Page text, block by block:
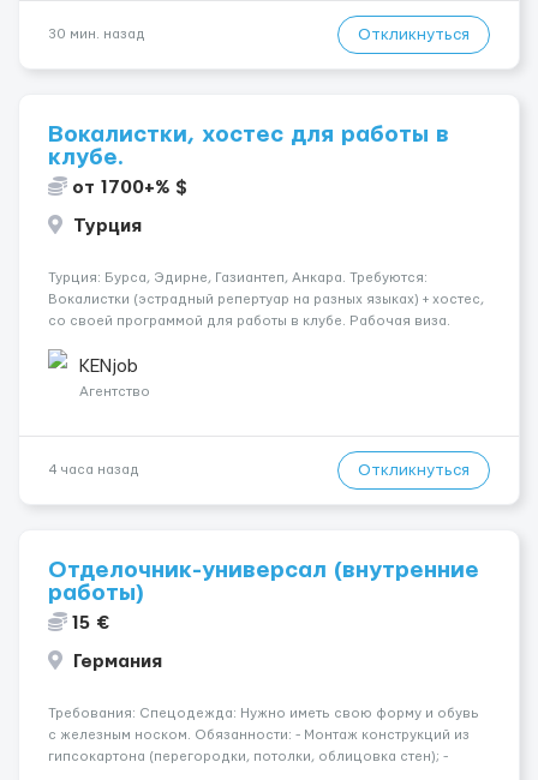
30 мин. назад Откликнуться
Вокалистки, хостес для работы в
клубе.
от 1700+% $
Турция
Турция: Бурса, Эдирне, Газиантеп, Анкара. Требуются:
Вокалистки (эстрадный репертуар на разных языках) + хостеc,
со своей программой для работы в клубе. Рабочая виза.
одного до трех месяцев. Мед. страховка. Высокая зарплат...
KENjob
Агентство
4 часа назад Откликнуться
Отделочник-универсал (внутренние
работы)
15 €
Германия
Требования: Спецодежда: Нужно иметь свою форму и обувь
с железным носком. Обязанности: - Монтаж конструкций из
гипсокартона (перегородки, потолки, облицовка стен); -